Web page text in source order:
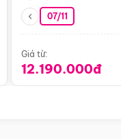
07/11
Giá từ:
12.190.000đ